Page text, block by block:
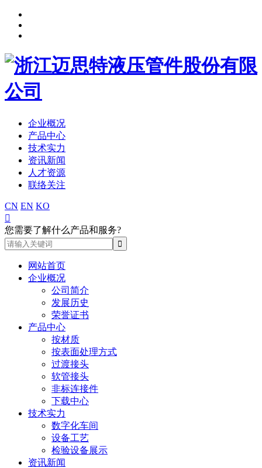
企业概况
产品中心
技术实力
资讯新闻
人才资源
联络关注
CN EN KO

您需要了解什么产品和服务?
网站首页
企业概况
公司简介
发展历史
荣誉证书
产品中心
按材质
按表面处理方式
过渡接头
软管接头
非标连接件
下载中心
技术实力
数字化车间
设备工艺
检验设备展示
资讯新闻